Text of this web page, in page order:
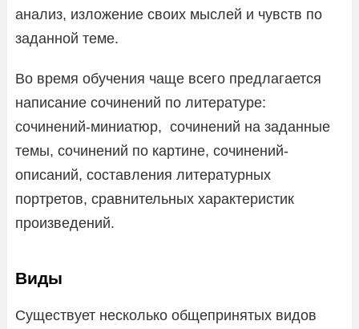
анализ, изложение своих мыслей и чувств по
заданной теме.
Во время обучения чаще всего предлагается
написание сочинений по литературе:
сочинений-миниатюр, сочинений на заданные
темы, сочинений по картине, сочинений-
описаний, составления литературных
портретов, сравнительных характеристик
произведений.
Виды
Существует несколько общепринятых видов